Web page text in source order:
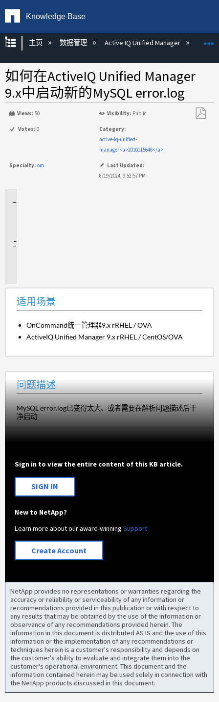
Knowledge Base
扩展/隐缩全局层次
主页 数据管理 Active IQ Unified Manager
如何在ActiveIQ Unified Manager
9.x中启动新的MySQL error.log
Views: 50 Visibility: Public
Votes: 0
Category:
active-iq-unified-
manager<a>2010115646</a>
Specialty: om
Last Updated:
8/19/2024, 9:52:57 PM
适用场景
OnCommand统一管理器9.x rRHEL / OVA
ActiveIQ Unified Manager 9.x rRHEL / CentOS/OVA
问题描述
MySQL error.log已变得太大、或者需要在解析问题描述后干
净启动
Sign in to view the entire content of this KB article.
SIGN IN
New to NetApp?
Learn more about our award-winningSupport
Create Account
NetApp provides no representations or warranties regarding the
accuracy or reliability or serviceability of any information or
recommendations provided in this publication or with respect to
any results that may be obtained by the use of the information or
observance of any recommendations provided herein. The
information in this document is distributed AS IS and the use of this
information or the implementation of any recommendations or
techniques herein is a customer's responsibility and depends on
the customer's ability to evaluate and integrate them into the
customer's operational environment. This document and the
information contained herein may be used solely in connection with
the NetApp products discussed in this document.